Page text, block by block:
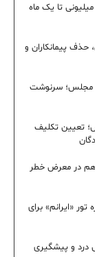
تا یک ماه
پیمانکاران و
در مجلس؛ سرنوشت
تعیین تکلیف
هم در معرض خطر
«ایرانم» برای
درد و پیشگیری